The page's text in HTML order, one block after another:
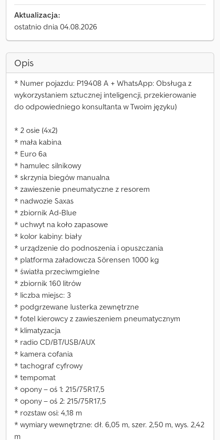
Aktualizacja:
ostatnio dnia 04.08.2026
Opis
* Numer pojazdu: P19408 A + WhatsApp: Obsługa z
wykorzystaniem sztucznej inteligencji, przekierowanie
do odpowiedniego konsultanta w Twoim języku)
* 2 osie (4x2)
* mała kabina
* Euro 6a
* hamulec silnikowy
* skrzynia biegów manualna
* zawieszenie pneumatyczne z resorem
* nadwozie Saxas
* zbiornik Ad-Blue
* uchwyt na koło zapasowe
* kolor kabiny: biały
* urządzenie do podnoszenia i opuszczania
* platforma załadowcza Sörensen 1000 kg
* światła przeciwmgielne
* zbiornik 160 litrów
* liczba miejsc: 3
* podgrzewane lusterka zewnętrzne
* fotel kierowcy z zawieszeniem pneumatycznym
* klimatyzacja
* radio CD/BT/USB/AUX
* kamera cofania
* tachograf cyfrowy
* tempomat
* opony – oś 1: 215/75R17,5
* opony – oś 2: 215/75R17,5
* rozstaw osi: 4,18 m
* wymiary wewnętrzne: dł. 6,05 m, szer. 2,50 m, wys. 2,42
m